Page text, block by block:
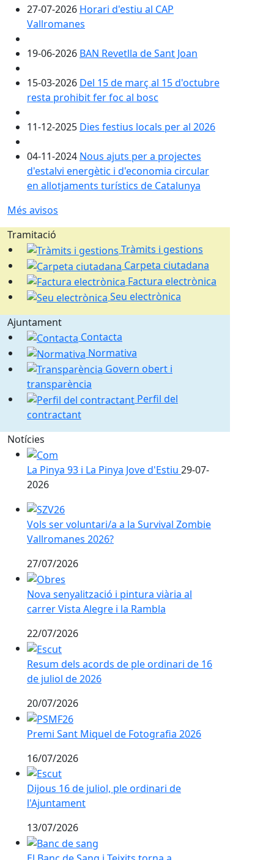
27-07-2026 Horari d'estiu al CAP
Vallromanes
19-06-2026 BAN Revetlla de Sant Joan
15-03-2026 Del 15 de març al 15 d'octubre
resta prohibit fer foc al bosc
11-12-2025 Dies festius locals per al 2026
04-11-2024 Nous ajuts per a projectes
d'estalvi energètic i d'economia circular
en allotjaments turístics de Catalunya
Més avisos
Tramitació
Tràmits i gestions
Carpeta ciutadana
Factura electrònica
Seu electrònica
Ajuntament
Contacta
Normativa
Govern obert i
transparència
Perfil del
contractant
Notícies
La Pinya 93 i La Pinya Jove d'Estiu 29-07-
2026
Vols ser voluntari/a a la Survival Zombie Vallromanes
Vols ser voluntari/a a la Survival Zombie
Vallromanes 2026?
27/07/2026
Nova senyalització i pintura viària al carrer Vista
Nova senyalització i pintura viària al
carrer Vista Alegre i la Rambla
22/07/2026
Resum dels acords de ple ordinari de 16 de juliol de
Resum dels acords de ple ordinari de 16
de juliol de 2026
20/07/2026
Premi Sant Miquel de Fotografia 2026
Premi Sant Miquel de Fotografia 2026
16/07/2026
Dijous 16 de juliol, ple ordinari de l'Ajuntament
Dijous 16 de juliol, ple ordinari de
l'Ajuntament
13/07/2026
El Banc de Sang i Teixits torna a Vallromanes el 20
El Banc de Sang i Teixits torna a